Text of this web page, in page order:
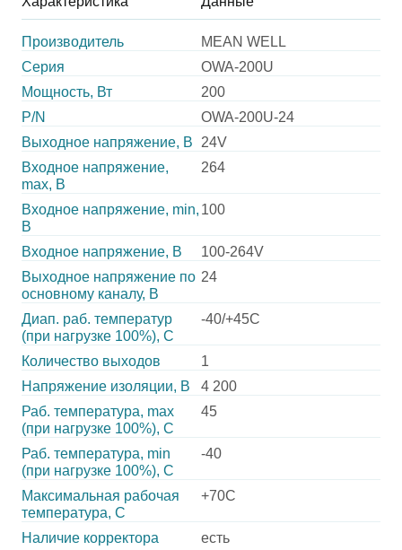
Производитель
MEAN WELL
Серия
OWA-200U
Мощность, Вт
200
P/N
OWA-200U-24
Выходное напряжение, В
24V
Входное напряжение,
max, В
264
Входное напряжение, min,
В
100
Входное напряжение, В
100-264V
Выходное напряжение по
основному каналу, В
24
Диап. раб. температур
(при нагрузке 100%), C
-40/+45C
Количество выходов
1
Напряжение изоляции, В
4 200
Раб. температура, max
(при нагрузке 100%), C
45
Раб. температура, min
(при нагрузке 100%), C
-40
Максимальная рабочая
температура, C
+70C
Наличие корректора
есть